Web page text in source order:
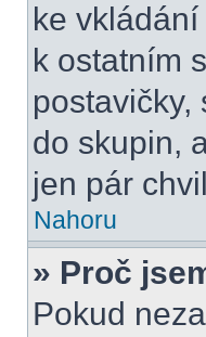
ke
k ostatním
do skupin,
jen pár
Nahoru
» Proč
Pokud